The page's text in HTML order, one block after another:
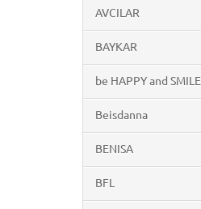
AVCILAR
BAYKAR
be HAPPY and SMILE
Beisdanna
BENISA
BFL